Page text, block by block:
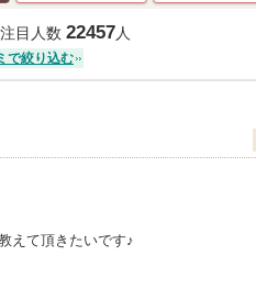
注目人数 22457人
で絞り込む
えて頂きたいです♪